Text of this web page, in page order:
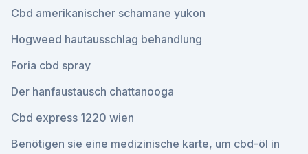
Cbd amerikanischer schamane yukon
Hogweed hautausschlag behandlung
Foria cbd spray
Der hanfaustausch chattanooga
Cbd express 1220 wien
Benötigen sie eine medizinische karte, um cbd-öl in